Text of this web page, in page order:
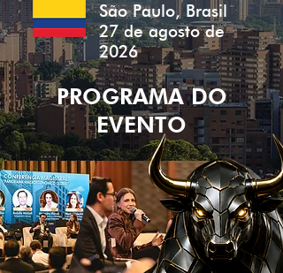
São Paulo, Brasil
27 de agosto de
2026
PROGRAMA DO
EVENTO